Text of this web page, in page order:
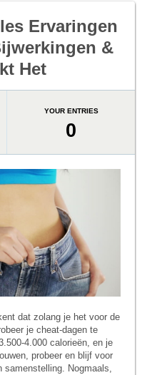
Ervaringen
&
Het
YOUR ENTRIES
0
dat zolang je het voor de
je cheat-dagen te
4.000 calorieën, en je
probeer en blijf voor
samenstelling. Nogmaals,